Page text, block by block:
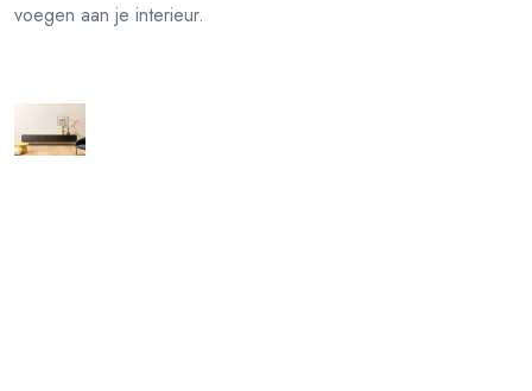
voegen aan je interieur.